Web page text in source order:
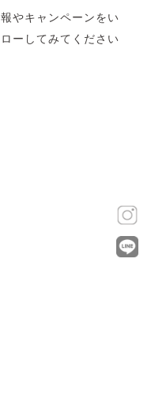
やキャンペーンをい
ーしてみてください